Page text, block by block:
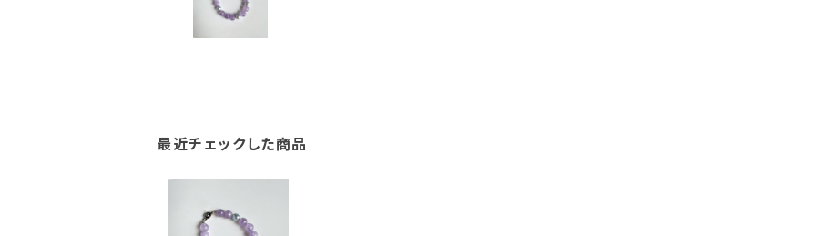
最近チェックした商品